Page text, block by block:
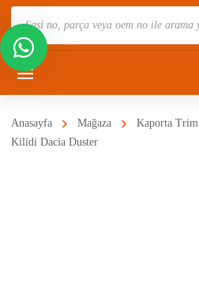
Ara
Anasayfa Mağaza Kaporta Trim
Kilidi Dacia Duster